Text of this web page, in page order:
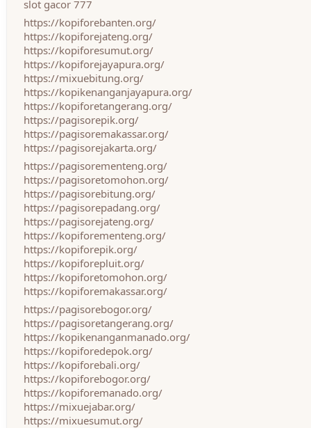
slot gacor 777
https://kopiforebanten.org/
https://kopiforejateng.org/
https://kopiforesumut.org/
https://kopiforejayapura.org/
https://mixuebitung.org/
https://kopikenanganjayapura.org/
https://kopiforetangerang.org/
https://pagisorepik.org/
https://pagisoremakassar.org/
https://pagisorejakarta.org/
https://pagisorementeng.org/
https://pagisoretomohon.org/
https://pagisorebitung.org/
https://pagisorepadang.org/
https://pagisorejateng.org/
https://kopiforementeng.org/
https://kopiforepik.org/
https://kopiforepluit.org/
https://kopiforetomohon.org/
https://kopiforemakassar.org/
https://pagisorebogor.org/
https://pagisoretangerang.org/
https://kopikenanganmanado.org/
https://kopiforedepok.org/
https://kopiforebali.org/
https://kopiforebogor.org/
https://kopiforemanado.org/
https://mixuejabar.org/
https://mixuesumut.org/